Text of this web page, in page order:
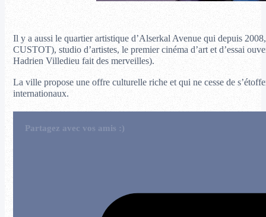
Il y a aussi le quartier artistique d’Alserkal Avenue qui depuis
CUSTOT), studio d’artistes, le premier cinéma d’art et d’essai
Hadrien Villedieu fait des merveilles).
La ville propose une offre culturelle riche et qui ne cesse de
internationaux.
Partagez avec vos amis :)